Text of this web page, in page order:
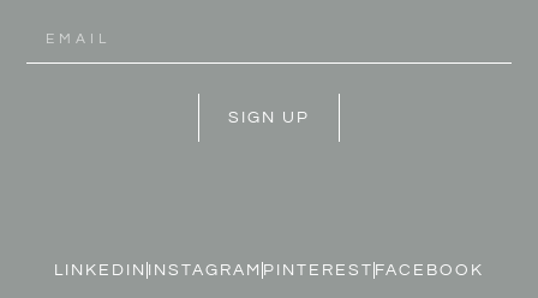
SIGN UP
LINKEDIN INSTAGRAM PINTEREST FACEBOOK